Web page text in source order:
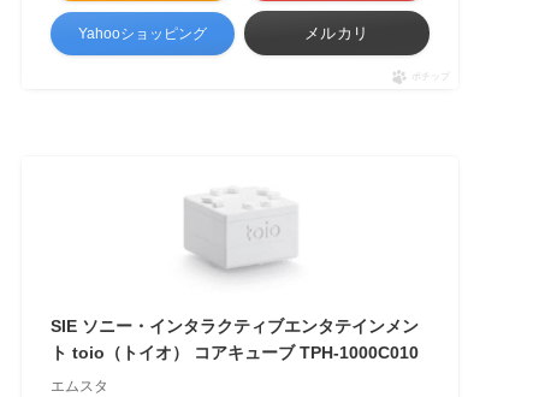
Yahooショッピング メルカリ
ポチップ
SIE ソニー・インタラクティブエンタテインメン
ト toio（トイオ） コアキューブ TPH-1000C010
エムスタ